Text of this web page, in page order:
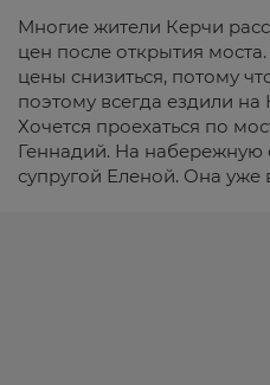
Многие жители Керчи
цен после открытия
цены снизиться, потому
поэтому всегда ездили на
Хочется проехаться по
Геннадий. На набережную
супругой Еленой. Она уже